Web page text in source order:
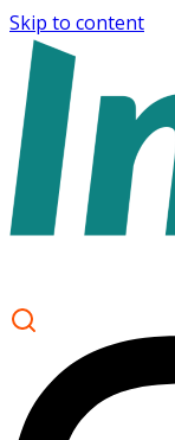
Skip to content